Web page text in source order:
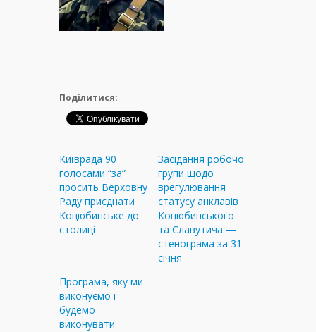
Поділитися:
Київрада 90
голосами “за”
просить Верховну
Раду приєднати
Коцюбинське до
столиці
Засідання робочої
групи щодо
врегулювання
статусу анклавів
Коцюбинського
та Славутича —
стенограма за 31
січня
Програма, яку ми
виконуємо і
будемо
виконувати